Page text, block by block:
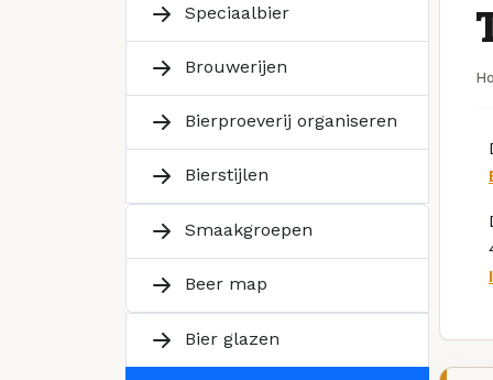
Speciaalbier
Brouwerijen
Bierproeverij organiseren
Bierstijlen
Smaakgroepen
Beer map
Bier glazen